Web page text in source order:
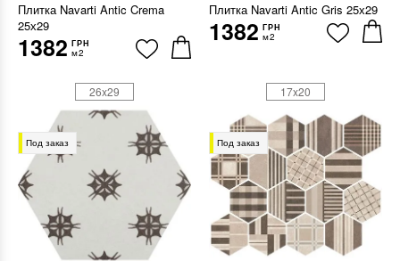
Плитка Navarti Antic Crema
25х29
1382 ГРН
м2
Плитка Navarti Antic Gris 25х29
1382 ГРН
м2
Под заказ
26x29
Под заказ
17x20